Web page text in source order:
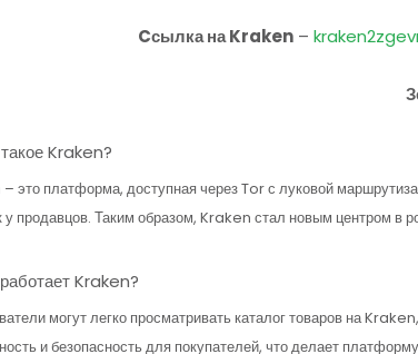
Cсылка на Kraken–
Kraken?
это платформа, доступная через Tor с луковой
у продавцов. Таким образом, Kraken стал новым центром в
Kraken?
могут легко просматривать каталог товаров на
и безопасность для покупателей, что делает